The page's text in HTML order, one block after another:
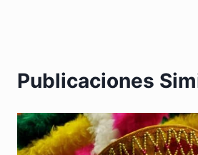
Publicaciones